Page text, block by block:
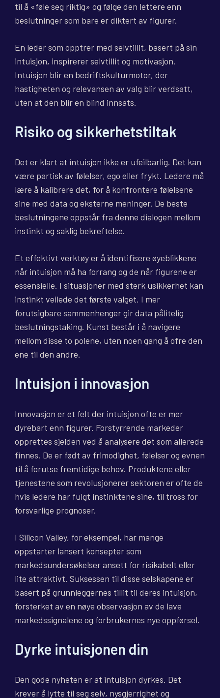
til å «føle seg riktig» og følge den lettere enn
beslutninger som bare er diktert av figurer.
En leder som opptrer med selvtillit, basert på sin
intuisjon, inspirerer selvtillit og motivasjon.
Intuisjon blir en bedriftskulturmotor, der
hastigheten og relevansen av valg blir verdsatt,
uten at den blir en blind innsats.
Risiko og sikkerhetstiltak
Det er klart at intuisjon ikke er ufeilbarlig. Det kan
være partisk av følelser, ego eller frykt. Ledere må
lære å kalibrere det, for å konfrontere følelsene
sine med data og eksterne meninger. De beste
beslutningene oppstår fra denne dialogen mellom
instinkt og saklig bekreftelse.
Et effektivt verktøy er å identifisere øyeblikkene
når intuisjon må ha forrang og de når figurene er
essensielle. I situasjoner med sterk usikkerhet kan
instinkt veilede det første valget. I mer
forutsigbare sammenhenger gir data pålitelig
beslutningstaking. Kunst består i å navigere
mellom disse to polene, uten noen gang å ofre den
ene til den andre.
Intuisjon i innovasjon
Innovasjon er et felt der intuisjon ofte er mer
dyrebart enn figurer. Forstyrrende markeder
opprettes sjelden ved å analysere det som allerede
finnes. De er født av frimodighet, følelser og evnen
til å forutse fremtidige behov. Produktene eller
tjenestene som revolusjonerer sektoren er ofte de
hvis ledere har fulgt instinktene sine, til tross for
forsvarlige prognoser.
I Silicon Valley, for eksempel, har mange
oppstarter lansert konsepter som
markedsundersøkelser ansett for risikabelt eller
lite attraktivt. Suksessen til disse selskapene er
basert på grunnleggernes tillit til deres intuisjon,
forsterket av en nøye observasjon av de lave
markedssignalene og forbrukernes nye oppførsel.
Dyrke intuisjonen din
Den gode nyheten er at intuisjon dyrkes. Det
krever å lytte til seg selv, nysgjerrighet og